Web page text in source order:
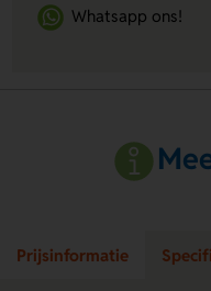
Whatsapp ons!
Prijsinformatie